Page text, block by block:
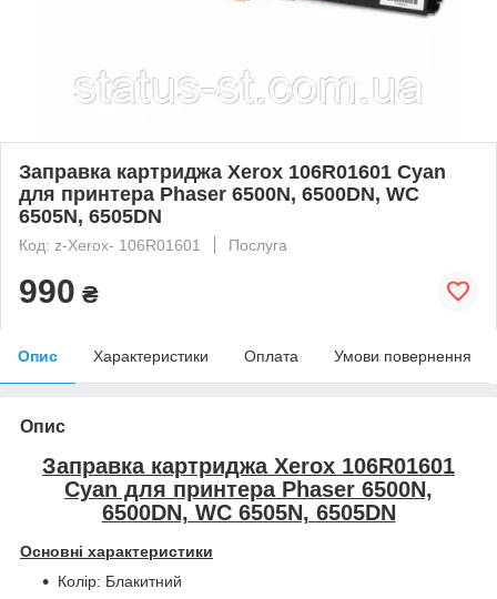
Заправка картриджа Xerox 106R01601 Cyan
для принтера Phaser 6500N, 6500DN, WC
6505N, 6505DN
Код: z-Xerox- 106R01601 Послуга
990 ₴
Опис Характеристики Оплата Умови повернення
Опис
Заправка картриджа Xerox 106R01601
Cyan для принтера Phaser 6500N,
6500DN, WC 6505N, 6505DN
Основні характеристики
Колір: Блакитний